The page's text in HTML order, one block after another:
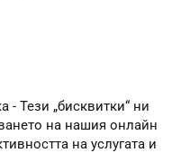
- Тези „бисквитки“ ни
на нашия онлайн
на услугата и